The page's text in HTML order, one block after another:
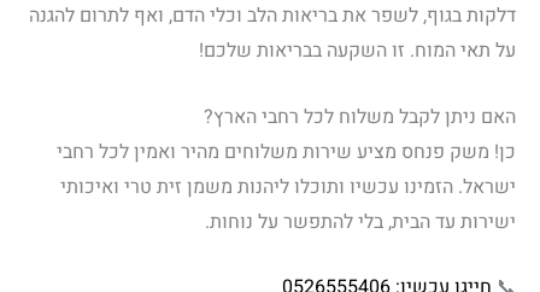
דלקות בגוף, לשפר את בריאות הלב וכלי הדם, ואף לתרום להגנה
על תאי המוח. זו השקעה בבריאות שלכם!
האם ניתן לקבל משלוח לכל רחבי הארץ?
כן! משק פנחס מציע שירות משלוחים מהיר ואמין לכל רחבי
ישראל. הזמינו עכשיו ותוכלו ליהנות משמן זית טרי ואיכותי
ישירות עד הבית, בלי להתפשר על נוחות.